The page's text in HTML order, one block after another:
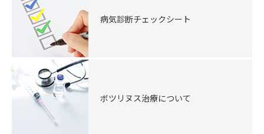
病気診断チェックシート
ボツリヌス治療について